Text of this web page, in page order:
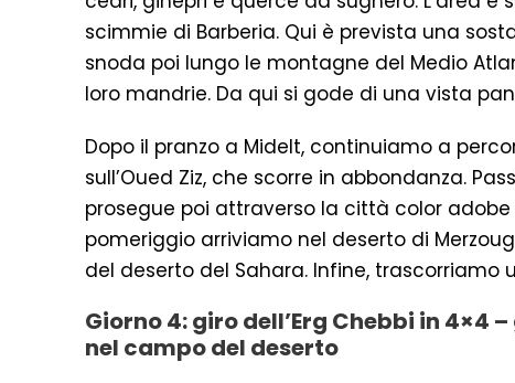
scimmie di Barberia. Qui è prevista una
snoda poi lungo le montagne del Medio
loro mandrie. Da qui si gode di una vista
Dopo il pranzo a Midelt, continuiamo a
sull’Oued Ziz, che scorre in abbondanza.
prosegue poi attraverso la città color
pomeriggio arriviamo nel deserto di
del deserto del Sahara. Infine, trascorriamo
Giorno 4: giro dell’Erg Chebbi in
nel campo del deserto